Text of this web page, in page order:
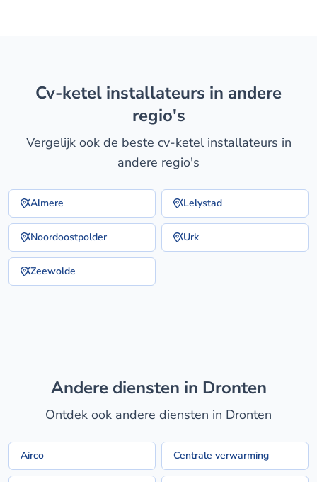
cv-ketel installateurs in andere
regio's
Vergelijk ook de beste cv-ketel installateurs in
andere regio's
Almere Lelystad
Noordoostpolder Urk
Zeewolde
Andere diensten in Dronten
Ontdek ook andere diensten in Dronten
Airco Centrale verwarming